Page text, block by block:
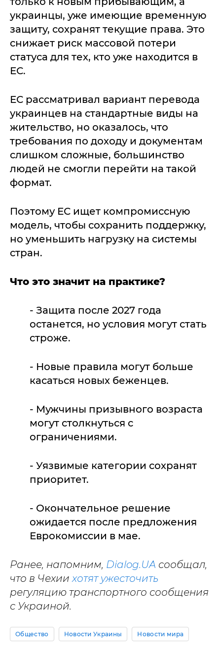
украинцы, уже имеющие временную
защиту, сохранят текущие права. Это
снижает риск массовой потери
статуса для тех, кто уже находится в
ЕС.
ЕС рассматривал вариант перевода
украинцев на стандартные виды на
жительство, но оказалось, что
требования по доходу и документам
слишком сложные, большинство
людей не смогли перейти на такой
формат.
Поэтому ЕС ищет компромиссную
модель, чтобы сохранить поддержку,
но уменьшить нагрузку на системы
стран.
Что это значит на практике?
- Защита после 2027 года
останется, но условия могут стать
строже.
- Новые правила могут больше
касаться новых беженцев.
- Мужчины призывного возраста
могут столкнуться с
ограничениями.
- Уязвимые категории сохранят
приоритет.
- Окончательное решение
ожидается после предложения
Еврокомиссии в мае.
Ранее, напомним, Dialog.UA сообщал,
что в Чехии хотят ужесточить
регуляцию транспортного сообщения
с Украиной.
Общество Новости Украины Новости мира